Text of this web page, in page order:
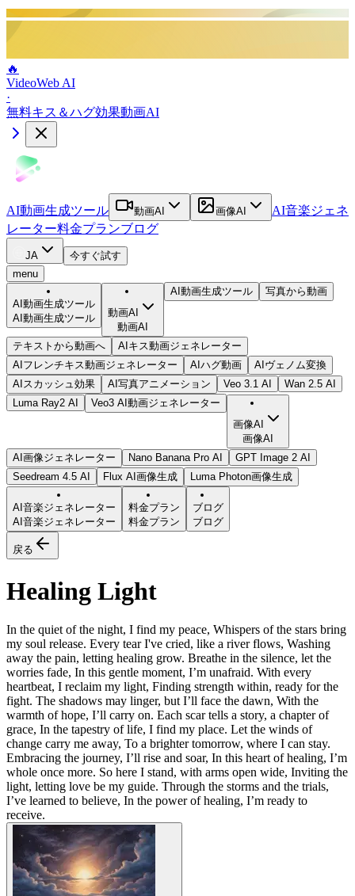
🔥
VideoWeb AI
·
無料キス＆ハグ効果動画AI
AI動画生成ツール 動画AI 画像AI
AI音楽ジェネ
レーター料金プランブログ
JA
今すぐ試す
menu
AI動画生成ツール
AI動画生成ツール
動画AI
動画AI
AI動画生成ツール 写真から動画
テキストから動画へ
AIキス動画ジェネレーター
AIフレンチキス動画ジェネレーター
AIハグ動画
AIヴェノム変換
AIスカッシュ効果
AI写真アニメーション Veo 3.1 AI
Wan 2.5 AI
Luma Ray2 AI
Veo3 AI動画ジェネレーター
画像AI
画像AI
AI画像ジェネレーター
Nano Banana Pro AI
GPT Image 2 AI
Seedream 4.5 AI
Flux AI画像生成 Luma Photon画像生成
AI音楽ジェネレーター
AI音楽ジェネレーター
料金プラン
料金プラン
ブログ
ブログ
戻る
Healing Light
In the quiet of the night, I find my peace, Whispers of the stars bring
my soul release. Every tear I've cried, like a river flows, Washing
away the pain, letting healing grow. Breathe in the silence, let the
worries fade, In this gentle moment, I’m unafraid. With every
heartbeat, I reclaim my light, Finding strength within, ready for the
fight. The shadows may linger, but I’ll face the dawn, With the
warmth of hope, I’ll carry on. Each scar tells a story, a chapter of
grace, In the tapestry of life, I find my place. Let the winds of
change carry me away, To a brighter tomorrow, where I can stay.
Embracing the journey, I’ll rise and soar, In this heart of healing, I’m
whole once more. So here I stand, with arms open wide, Inviting the
light, letting love be my guide. Through the storms and the trials,
I’ve learned to believe, In the power of healing, I’m ready to
receive.